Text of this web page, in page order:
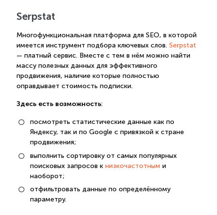
Serpstat
Многофункциональная платформа для SEO, в которой
имеется инструмент подбора ключевых слов. Serpstat
— платный сервис. Вместе с тем в нём можно найти
массу полезных данных для эффективного
продвижения, наличие которые полностью
оправдывает стоимость подписки.
Здесь есть возможность:
посмотреть статистические данные как по
Яндексу, так и по Google с привязкой к стране
продвижения;
выполнить сортировку от самых популярных
поисковых запросов к низкочастотным и
наоборот;
отфильтровать данные по определённому
параметру.